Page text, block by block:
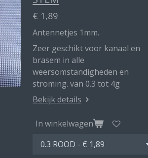
€ 1,89
Antennetjes 1mm.
Zeer geschikt voor kanaal en
brasem in alle
weersomstandigheden en
stroming. van 0.3 tot 4g
Bekijk details
In winkelwagen